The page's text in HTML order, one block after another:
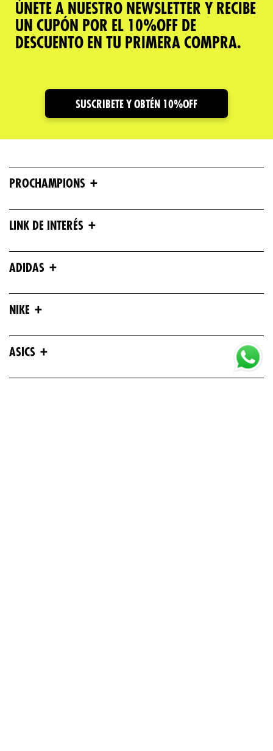
ÚNETE A NUESTRO NEWSLETTER Y RECIBE
UN CUPÓN POR EL 10%OFF DE
DESCUENTO EN TU PRIMERA COMPRA.
SUSCRIBETE Y OBTÉN 10%OFF
PROCHAMPIONS +
LINK DE INTERÉS +
ADIDAS +
NIKE +
ASICS +